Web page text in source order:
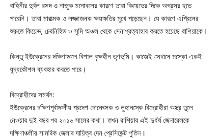
বাহিনীর দুর্বল রসদ ও নাজুক মনোবলের কারণে তারা কিয়েভের দিকে অগ্রসর হতে
পারেনি। তারা মারাত্মক ও লজ্জাজনক ক্ষয়ক্ষতির মুখে পড়েছেন। যে কারণে এপ্রিলের
শুরুতে কিয়েভ, চেরনিহিভ ও সুমি অঞ্চল থেকে সেনাপ্রত্যাহার করতে হয়েছে রাশিয়াকে।
কিন্তু ইউক্রেনের দক্ষিণাঞ্চলে বিশাল বৃক্ষহীন তৃণভূমি। কাজেই সেখানে মস্কো একই
যুদ্ধকৌশল ব্যবহার করতে পারে।
বিদ্রোহীদের সমর্থন:
ইউক্রেনের দক্ষিণপূর্বাঞ্চলীয় প্রদেশ দোনেৎসক ও লুহানস্কে বিদ্রোহীরা অস্ত্র তুলে
নেওয়ার দুই বছর পর ২০১৬ সালের কথা। তখন রাশিয়ার এই দুর্ধর্ষ জেনারেলকে
দক্ষিণাঞ্চলীয় সামরিক জেলার দায়িত্ব দেন প্রেসিডেন্ট পুতিন।